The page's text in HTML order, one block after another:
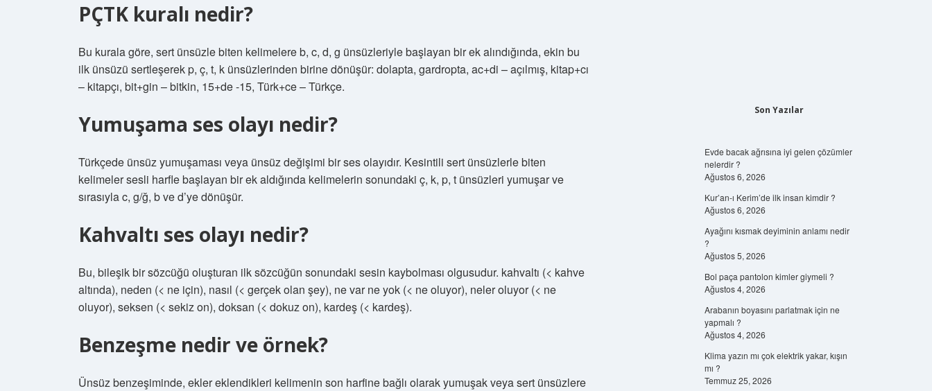
PÇTK kuralı nedir?
Bu kurala göre, sert ünsüzle biten kelimelere b, c, d, g ünsüzleriyle başlayan bir ek alındığında, ekin bu
ilk ünsüzü sertleşerek p, ç, t, k ünsüzlerinden birine dönüşür: dolapta, gardropta, ac+di – açılmış, kitap+cı
– kitapçı, bit+gin – bitkin, 15+de -15, Türk+ce – Türkçe.
Yumuşama ses olayı nedir?
Türkçede ünsüz yumuşaması veya ünsüz değişimi bir ses olayıdır. Kesintili sert ünsüzlerle biten
kelimeler sesli harfle başlayan bir ek aldığında kelimelerin sonundaki ç, k, p, t ünsüzleri yumuşar ve
sırasıyla c, g/ğ, b ve d’ye dönüşür.
Kahvaltı ses olayı nedir?
Bu, bileşik bir sözcüğü oluşturan ilk sözcüğün sonundaki sesin kaybolması olgusudur. kahvaltı (< kahve
altında), neden (< ne için), nasıl (< gerçek olan şey), ne var ne yok (< ne oluyor), neler oluyor (< ne
oluyor), seksen (< sekiz on), doksan (< dokuz on), kardeş (< kardeş).
Benzeşme nedir ve örnek?
Ünsüz benzeşiminde, ekler eklendikleri kelimenin son harfine bağlı olarak yumuşak veya sert ünsüzlere
Son Yazılar
Evde bacak ağrısına iyi gelen çözümler
nelerdir ?
Ağustos 6, 2026
Kur’an-ı Kerim’de ilk insan kimdir ?
Ağustos 6, 2026
Ayağını kısmak deyiminin anlamı nedir
?
Ağustos 5, 2026
Bol paça pantolon kimler giymeli ?
Ağustos 4, 2026
Arabanın boyasını parlatmak için ne
yapmalı ?
Ağustos 4, 2026
Klima yazın mı çok elektrik yakar, kışın
mı ?
Temmuz 25, 2026